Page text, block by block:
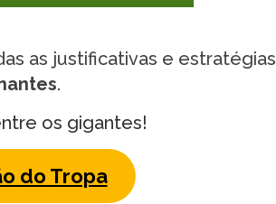
as justificativas e
.
os gigantes!
do Tropa